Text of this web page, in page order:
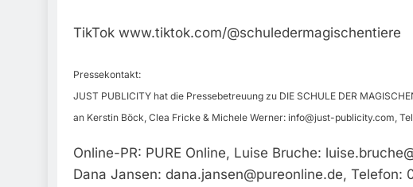
TikTok www.tiktok.com/@schuledermagischentiere
Pressekontakt:
JUST PUBLICITY hat die Pressebetreuung zu DIE SCHULE DER
an Kerstin Böck, Clea Fricke & Michele Werner: info@just-publicity.com,
Online-PR: PURE Online, Luise Bruche:
Dana Jansen: dana.jansen@pureonline.de, Telefon: